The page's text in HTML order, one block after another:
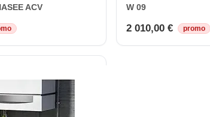
ACV
W 09
2 010,00 € promo